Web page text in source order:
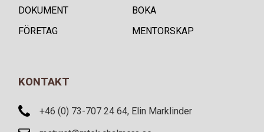
DOKUMENT
BOKA
FÖRETAG
MENTORSKAP
KONTAKT
+46 (0) 73-707 24 64, Elin Marklinder